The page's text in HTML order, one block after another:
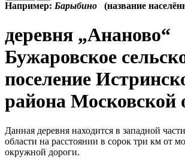
Например: Барыбино (название
деревня „Ананово“
Бужаровское
поселение
района Московской
Данная деревня находится в западной
области на расстоянии в сорок три км от
окружной дороги.